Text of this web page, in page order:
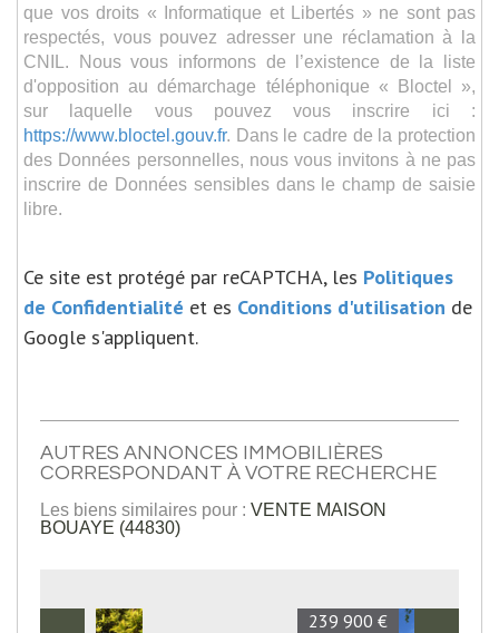
que vos droits « Informatique et Libertés » ne sont pas
respectés, vous pouvez adresser une réclamation à la
CNIL. Nous vous informons de l’existence de la liste
d'opposition au démarchage téléphonique « Bloctel »,
sur laquelle vous pouvez vous inscrire ici :
https://www.bloctel.gouv.fr. Dans le cadre de la protection
des Données personnelles, nous vous invitons à ne pas
inscrire de Données sensibles dans le champ de saisie
libre.
Ce site est protégé par reCAPTCHA, les Politiques
de Confidentialité et es Conditions d'utilisation de
Google s'appliquent.
AUTRES ANNONCES IMMOBILIÈRES
CORRESPONDANT À VOTRE RECHERCHE
Les biens similaires pour : VENTE MAISON
BOUAYE (44830)